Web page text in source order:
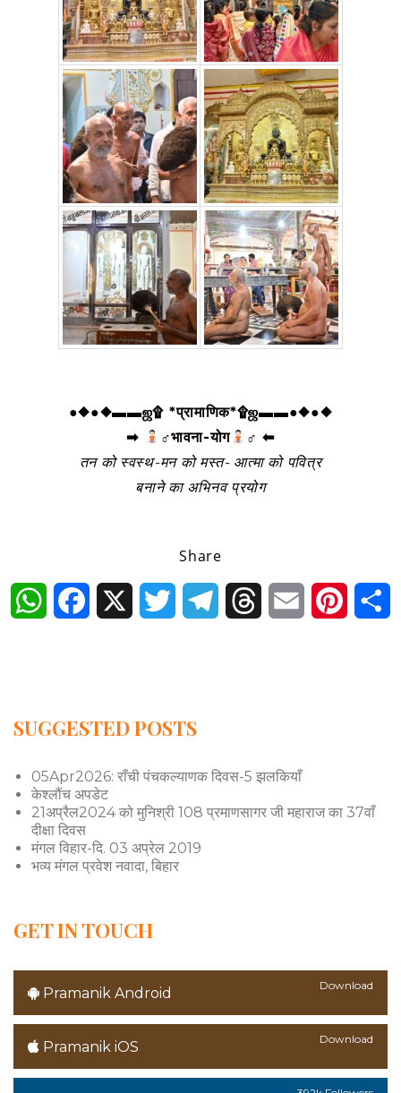
●◆●◆▬▬ஜ۩ *प्रामाणिक*۩ஜ▬▬●◆●◆
➡
‍♂भावना-योग
‍♂ ⬅
तन को स्वस्थ-मन को मस्त- आत्मा को पवित्र
बनाने का अभिनव प्रयोग
Share
WhatsAppFacebook Twitter TelegramThreadsEmail
SUGGESTED POSTS
05Apr2026: राँची पंचकल्याणक दिवस-5 झलकियाँ
केश्लौंच अपडेट
21अप्रैल2024 को मुनिश्री 108 प्रमाणसागर जी महाराज का 37वाँ
दीक्षा दिवस
मंगल विहार-दि. 03 अप्रेल 2019
भव्य मंगल प्रवेश नवादा, बिहार
GET IN TOUCH
Pramanik Android Download
Pramanik iOS Download